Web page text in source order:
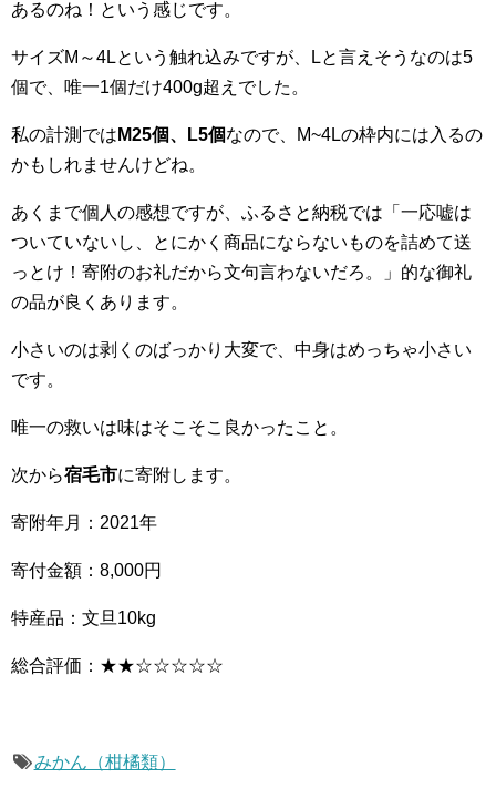
あるのね！という感じです。
サイズM～4Lという触れ込みですが、Lと言えそうなのは5
個で、唯一1個だけ400g超えでした。
私の計測では M25個、L5個なので、M~4Lの枠内には入るの
かもしれませんけどね。
あくまで個人の感想ですが、ふるさと納税では「一応嘘は
ついていないし、とにかく商品にならないものを詰めて送
っとけ！寄附のお礼だから文句言わないだろ。」的な御礼
の品が良くあります。
小さいのは剥くのばっかり大変で、中身はめっちゃ小さい
です。
唯一の救いは味はそこそこ良かったこと。
次から宿毛市に寄附します。
寄附年月：2021年
寄付金額：8,000円
特産品：文旦10kg
総合評価：★★☆☆☆☆☆
みかん（柑橘類）